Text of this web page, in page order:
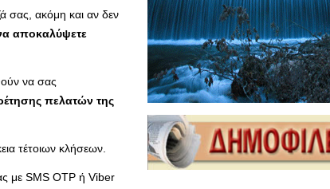
σας, ακόμη και αν δεν
αποκαλύψετε
να σας
πελατών της
τέτοιων κλήσεων.
με SMS OTP ή Viber